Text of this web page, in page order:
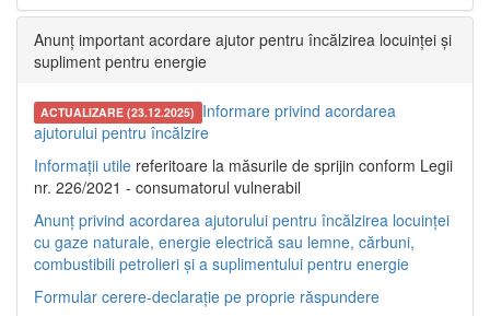
Anunț important acordare ajutor pentru încălzirea locuinței și
supliment pentru energie
ACTUALIZARE (23.12.2025) Informare privind acordarea
ajutorului pentru încălzire
Informații utile referitoare la măsurile de sprijin conform Legii
nr. 226/2021 - consumatorul vulnerabil
Anunț privind acordarea ajutorului pentru încălzirea locuinței
cu gaze naturale, energie electrică sau lemne, cărbuni,
combustibili petrolieri și a suplimentului pentru energie
Formular cerere-declarație pe proprie răspundere